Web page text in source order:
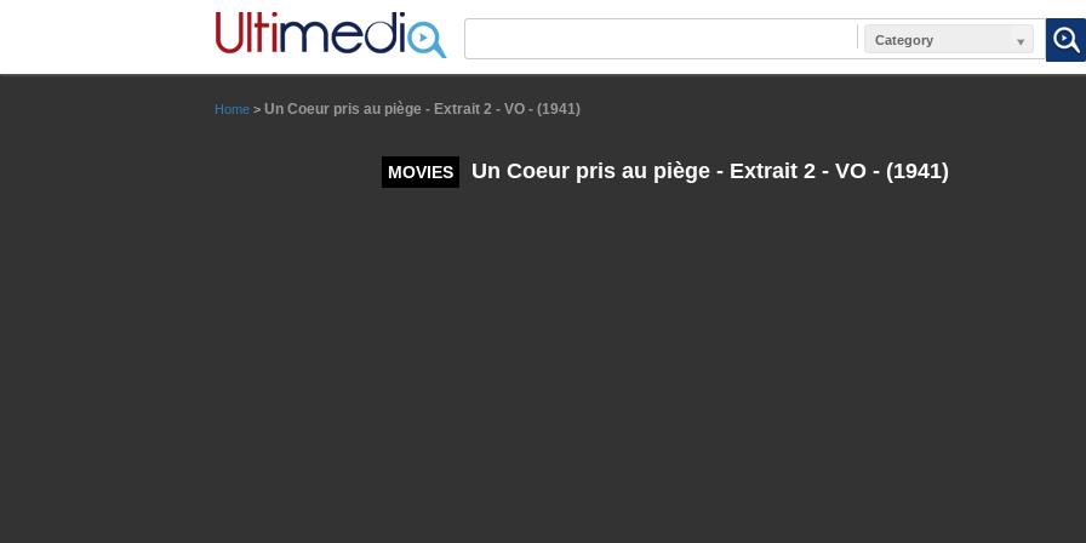
Category
Home > Un Coeur pris au piège - Extrait 2 - VO - (1941)
MOVIES Un Coeur pris au piège - Extrait 2 - VO - (1941)